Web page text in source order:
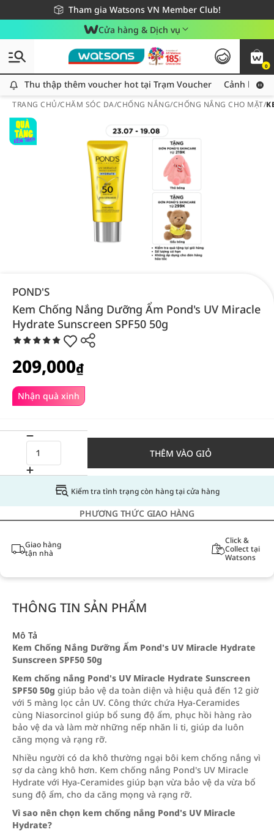
Tham gia Watsons VN Member Club!
Miễn phí giao hàng cho đơn hàng từ 249,000Đ
Giao hàng nhanh 24h - Áp dụng khu vực TP. Hồ Chí Minh
Cửa hàng & Dịch vụ
0
Thu thập thêm voucher hot tại Trạm Voucher
Thu thập thêm voucher hot tại Trạm Voucher Cảnh báo
TRANG CHỦ/CHĂM SÓC DA/CHỐNG NẮNG/CHỐNG NẮNG CHO MẶT/
POND'S
Kem Chống Nắng Dưỡng Ẩm Pond's UV Miracle
Hydrate Sunscreen SPF50 50g
Nhận quà xinh
209,000₫
THÊM VÀO GIỎ
Kiểm tra tình trạng còn hàng tại cửa hàng
PHƯƠNG THỨC GIAO HÀNG
Giao hàng
tận nhà
Click &
Collect tại
Watsons
THÔNG TIN SẢN PHẨM
Mô Tả
Kem Chống Nắng Dưỡng Ẩm Pond's UV Miracle Hydrate
Sunscreen SPF50 50g
Kem chống nắng Pond's UV Miracle Hydrate Sunscreen
SPF50 50g giúp bảo vệ da toàn diện và hiệu quả đến 12 giờ
với 5 màng lọc cản UV. Công thức chứa Hya-Ceramides
cùng Niasorcinol giúp bổ sung độ ẩm, phục hồi hàng rào
bảo vệ da và làm mờ những nếp nhăn li ti, giúp da luôn
căng mọng và rạng rỡ.
Nhiều người có da khô thường ngại bôi kem chống nắng vì
sợ da càng khô hơn. Kem chống nắng Pond's UV Miracle
Hydrate với Hya-Ceramides giúp bạn vừa bảo vệ da vừa bổ
sung độ ẩm, cho da căng mọng và rạng rỡ.
Vì sao nên chọn kem chống nắng Pond's UV Miracle
Hydrate?